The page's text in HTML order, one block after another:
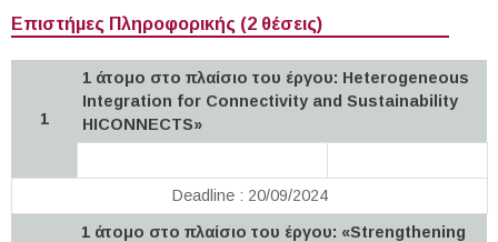
Επιστήμες Πληροφορικής (2 θέσεις)
1
1 άτομο στο πλαίσιο του έργου: Heterogeneous
Integration for Connectivity and Sustainability
HICONNECTS»
Deadline : 20/09/2024
1 άτομο στο πλαίσιο του έργου: «Strengthening